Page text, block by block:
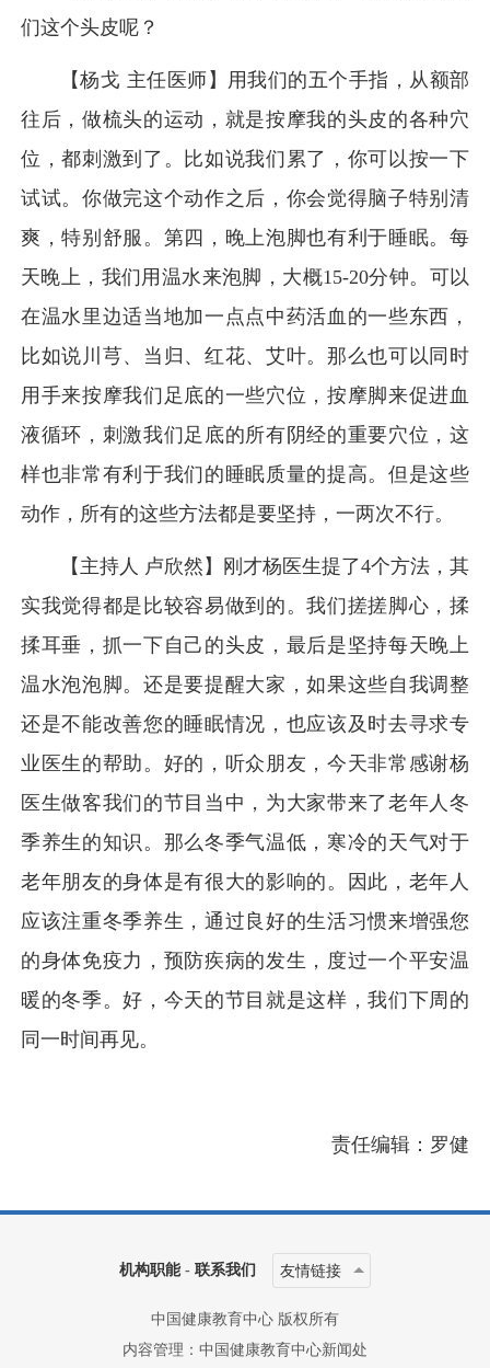
们这个头皮呢？
【杨戈 主任医师】用我们的五个手指，从额部
往后，做梳头的运动，就是按摩我的头皮的各种穴
位，都刺激到了。比如说我们累了，你可以按一下
试试。你做完这个动作之后，你会觉得脑子特别清
爽，特别舒服。第四，晚上泡脚也有利于睡眠。每
天晚上，我们用温水来泡脚，大概15-20分钟。可以
在温水里边适当地加一点点中药活血的一些东西，
比如说川芎、当归、红花、艾叶。那么也可以同时
用手来按摩我们足底的一些穴位，按摩脚来促进血
液循环，刺激我们足底的所有阴经的重要穴位，这
样也非常有利于我们的睡眠质量的提高。但是这些
动作，所有的这些方法都是要坚持，一两次不行。
【主持人 卢欣然】刚才杨医生提了4个方法，其
实我觉得都是比较容易做到的。我们搓搓脚心，揉
揉耳垂，抓一下自己的头皮，最后是坚持每天晚上
温水泡泡脚。还是要提醒大家，如果这些自我调整
还是不能改善您的睡眠情况，也应该及时去寻求专
业医生的帮助。好的，听众朋友，今天非常感谢杨
医生做客我们的节目当中，为大家带来了老年人冬
季养生的知识。那么冬季气温低，寒冷的天气对于
老年朋友的身体是有很大的影响的。因此，老年人
应该注重冬季养生，通过良好的生活习惯来增强您
的身体免疫力，预防疾病的发生，度过一个平安温
暖的冬季。好，今天的节目就是这样，我们下周的
同一时间再见。
责任编辑：罗健
机构职能- 联系我们 友情链接
中国健康教育中心 版权所有
内容管理：中国健康教育中心新闻处